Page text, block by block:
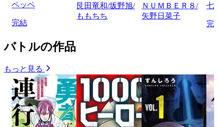
ペッペ
完結
艮田竜和/坂野旭/
ももちち
ＮＵＭＢＥＲ８/
矢野日菜子
七
完
バトルの作品
もっと見る